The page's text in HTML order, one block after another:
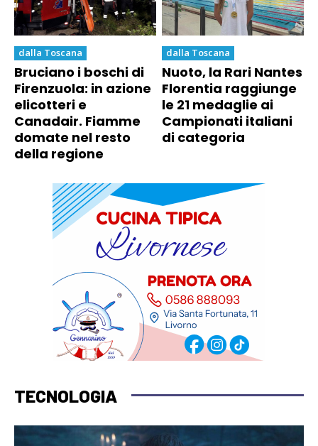
dalla Toscana
Bruciano i boschi di
Firenzuola: in azione
elicotteri e
Canadair. Fiamme
domate nel resto
della regione
dalla Toscana
Nuoto, la Rari Nantes
Florentia raggiunge
le 21 medaglie ai
Campionati italiani
di categoria
TECNOLOGIA